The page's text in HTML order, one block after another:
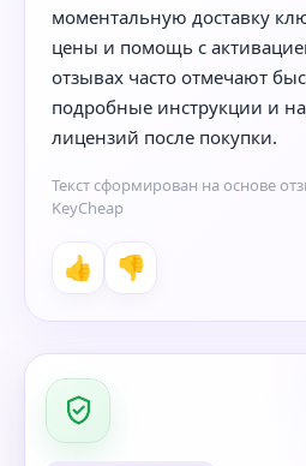
моментальную доставку
цены и помощь с
отзывах часто отмечают
подробные инструкции и
лицензий после покупки.
Текст сформирован на основе
KeyCheap
👍 👎